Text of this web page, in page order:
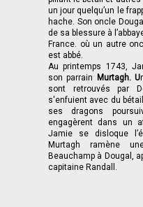
un jour quelqu’un le
hache. Son oncle
de sa blessure à
France. où un autre
est abbé.
Au printemps 1743,
son parrain
Murtagh. U
sont retrouvés par
s'enfuient avec du
ses dragons
engagèrent dans un
Jamie se disloque
Murtagh ramène
Beauchamp à Dougal,
capitaine Randall.